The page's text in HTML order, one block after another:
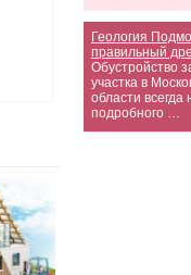
Геология
правильный
Обустройство
участка в
области всегда
подробного …